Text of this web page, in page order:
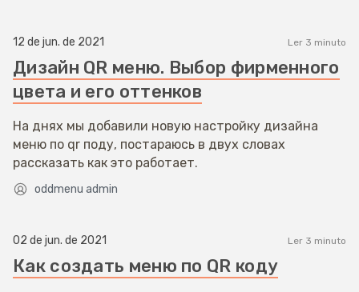
12 de jun. de 2021 Ler 3 minuto
Дизайн QR меню. Выбор фирменного
цвета и его оттенков
На днях мы добавили новую настройку дизайна
меню по qr поду, постараюсь в двух словах
рассказать как это работает.
oddmenu admin
02 de jun. de 2021 Ler 3 minuto
Как создать меню по QR коду